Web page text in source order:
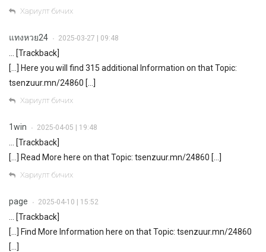
Хариулт бичих
แทงหวย24 • 2025-03-27 | 09:48
… [Trackback]
[…] Here you will find 315 additional Information on that Topic:
tsenzuur.mn/24860 […]
Хариулт бичих
1win • 2025-04-05 | 19:48
… [Trackback]
[…] Read More here on that Topic: tsenzuur.mn/24860 […]
Хариулт бичих
page • 2025-04-10 | 15:52
… [Trackback]
[…] Find More Information here on that Topic: tsenzuur.mn/24860
[…]